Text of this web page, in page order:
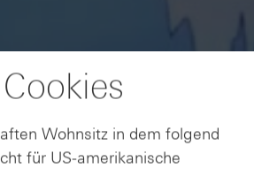
Wohnsitz in dem folgend
für US-amerikanische